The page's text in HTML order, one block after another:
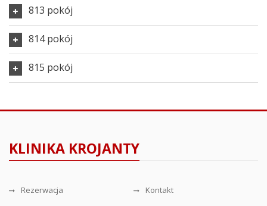
813 pokój
814 pokój
815 pokój
KLINIKA KROJANTY
Rezerwacja Kontakt